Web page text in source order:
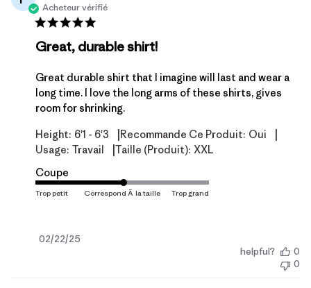
Acheteur vérifié
Great, durable shirt!
Great durable shirt that I imagine will last and wear a
long time. I love the long arms of these shirts, gives
room for shrinking.
Height: 6'1 - 6'3 Recommande Ce Produit: Oui
Usage: Travail Taille (produit): XXL
Coupe
Date
02/22/25
helpful?
0
0